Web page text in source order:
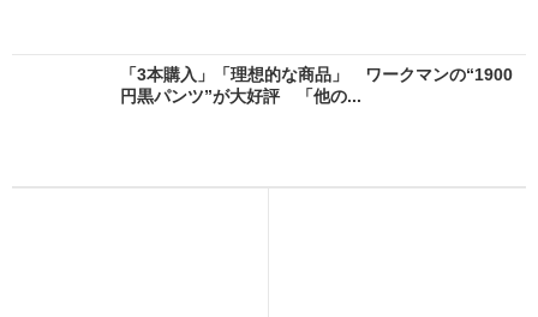
「3本購入」「理想的な商品」 ワークマンの“1900
円黒パンツ”が大好評 「他の...